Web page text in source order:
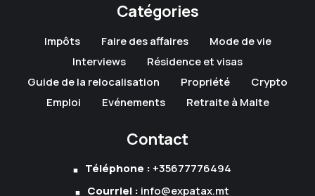
Catégories
Impôts Faire des affaires
Mode de vie
Interviews
Résidence et visas
Guide de la relocalisation
Propriété
Crypto
Emploi
Evénements Retraite à Malte
Contact
Téléphone : +35677776494
Courriel : info@expatax.mt